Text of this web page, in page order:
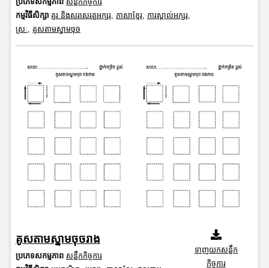
កម្មវិធីសិក្សា គូរ និងសរសេរតួអក្សរ, ភាសាខ្មែរ, ការស្គាល់អក្សរ,
ស្រៈ
គូសតាមស្នាមចុច
គូសតាមស្នាមចុចរាង
ប្រភេទសកម្មភាព សន្លឹកកិច្ចការ
ទាញយកសន្លឹក
កិច្ចការ